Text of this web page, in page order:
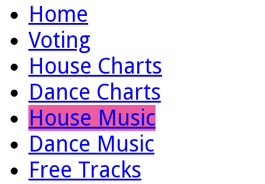
Home
Voting
House Charts
Dance Charts
House Music
Dance Music
Free Tracks